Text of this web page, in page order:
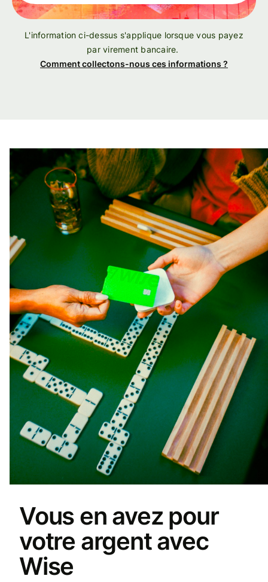
L'information ci-dessus s'applique lorsque vous payez
par virement bancaire.
Comment collectons-nous ces informations ?
Vous en avez pour
votre argent avec
Wise